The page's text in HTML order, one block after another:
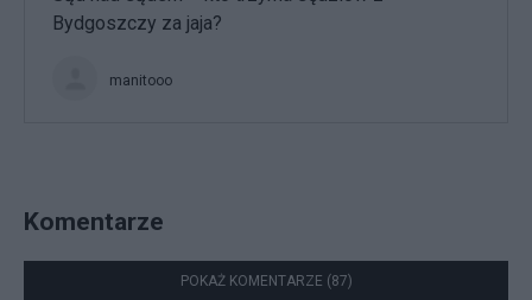
Bydgoszczy za jaja?
manitooo
Komentarze
POKAŻ KOMENTARZE (87)